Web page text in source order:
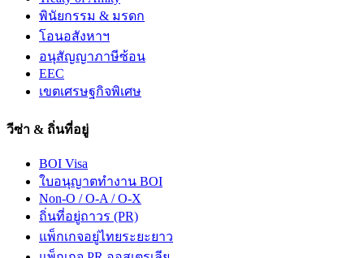
พินัยกรรม & มรดก
โอนอสังหาฯ
อนุสัญญาภาษีซ้อน
EEC
เขตเศรษฐกิจพิเศษ
วีซ่า & ถิ่นที่อยู่
BOI Visa
ใบอนุญาตทำงาน BOI
Non-O / O-A / O-X
ถิ่นที่อยู่ถาวร (PR)
แพ็กเกจอยู่ไทยระยะยาว